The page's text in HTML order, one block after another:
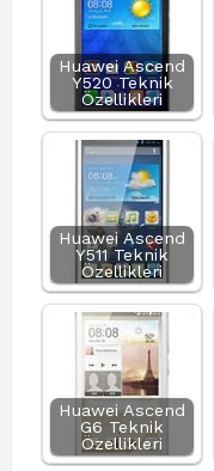
Huawei Ascend
Y520 Teknik
Özellikleri
Huawei Ascend
Y511 Teknik
Özellikleri
Huawei Ascend
G6 Teknik
Özellikleri